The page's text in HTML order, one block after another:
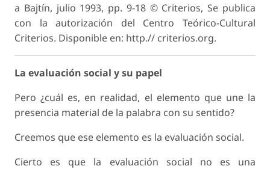
a Bajtín, julio 1993, pp. 9-18 © Criterios, Se publica
con la autorización del Centro Teórico-Cultural
Criterios. Disponible en: http.// criterios.org.
La evaluación social y su papel
Pero ¿cuál es, en realidad, el elemento que une la
presencia material de la palabra con su sentido?
Creemos que ese elemento es la evaluación social.
Cierto es que la evaluación social no es una